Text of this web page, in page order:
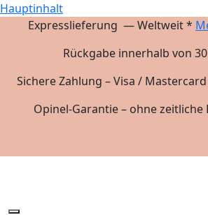
Hauptinhalt
Expresslieferung — Weltweit *
Rückgabe innerhalb von
Sichere Zahlung – Visa /
Opinel-Garantie – ohne zeitliche